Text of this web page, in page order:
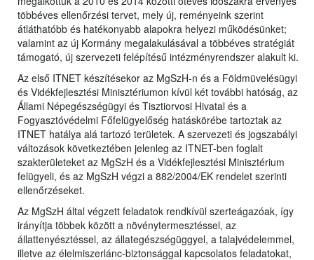
többéves ellenőrzési tervet, mely új, reményeink szerint
átláthatóbb és hatékonyabb alapokra helyezi működésünket;
valamint az új Kormány megalakulásával a többéves stratégiát
támogató, új szervezeti felépítésű intézményrendszer alakult ki.
Az első ITNET készítésekor az MgSzH-n és a Földmüvelésügyi
és Vidékfejlesztési Minisztériumon kívül két további hatóság, az
Állami Népegészségügyi és Tisztiorvosi Hivatal és a
Fogyasztóvédelmi Főfelügyelőség hatáskörébe tartoztak az
ITNET hatálya alá tartozó területek. A szervezeti és jogszabályi
változások következtében jelenleg az ITNET-ben foglalt
szakterületeket az MgSzH és a Vidékfejlesztési Minisztérium
felügyeli, és az MgSzH végzi a 882/2004/EK rendelet szerinti
ellenőrzéseket.
Az MgSzH által végzett feladatok rendkívül szerteágazóak, így
irányítja többek között a növénytermesztéssel, az
állattenyésztéssel, az állategészségüggyel, a talajvédelemmel,
illetve az élelmiszerlánc-biztonsággal kapcsolatos feladatokat,